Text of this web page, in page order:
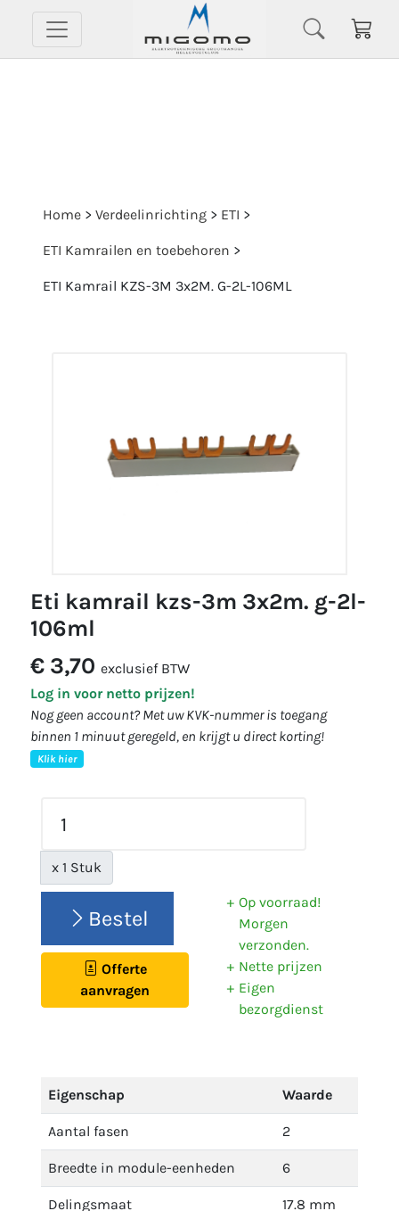
Home > Verdeelinrichting > ETI >
ETI Kamrailen en toebehoren >
ETI Kamrail KZS-3M 3x2M. G-2L-106ML
eti kamrail kzs-3m 3x2m. g-2l-
106ml
€ 3,70 exclusief BTW
Log in voor netto prijzen!
Nog geen account? Met uw KVK-nummer is toegang
binnen 1 minuut geregeld, en krijgt u direct korting!
Klik hier
x 1 Stuk
Bestel
Offerte
aanvragen
Op voorraad!
Morgen
verzonden.
Nette prijzen
Eigen
bezorgdienst
Eigenschap Waarde
Aantal fasen 2
Breedte in module-eenheden 6
Delingsmaat 17.8 mm